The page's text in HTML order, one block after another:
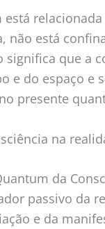
está
não está
significa que a
e do espaço e
presente
na
da
passivo da
e da